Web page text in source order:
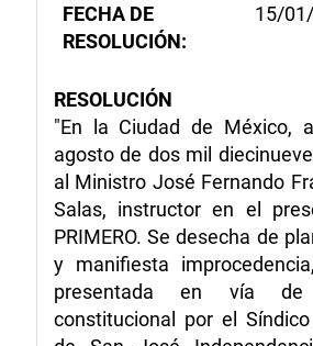
FECHA DE
RESOLUCIÓN:
15/
RESOLUCIÓN
"En la Ciudad de México,
agosto de dos mil
al Ministro José Fernando
Salas, instructor en el
PRIMERO. Se desecha de
y manifiesta
presentada en vía de
constitucional por el